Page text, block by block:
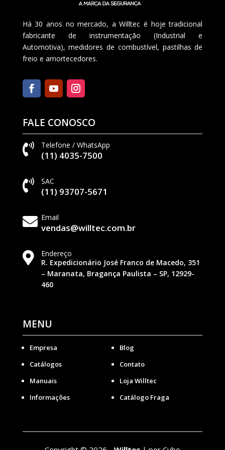
Há 30 anos no mercado, a Willtec é hoje tradicional
fabricante de instrumentação (Industrial e
Automotiva), medidores de combustível, pastilhas de
freio e amortecedores.
FALE CONOSCO
 Telefone / WhatsApp
(11) 4035-7500
 SAC
(11) 93707-5671
 Email
vendas@willtec.com.br

Endereço
R. Expedicionário José Franco de Macedo, 351
– Maranata, Bragança Paulista – SP, 12929-
460
MENU
Empresa
Catálogos
Manuais
Informações
Blog
Contato
Loja Willtec
Catálogo Fraga